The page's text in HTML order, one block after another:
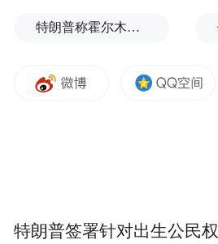
特朗普称霍尔木兹海峡协议尚未达成，正参与相关谈判
特朗普签署针对出生公民权